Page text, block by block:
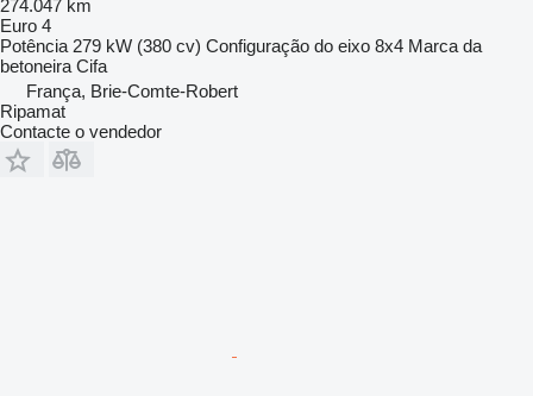
274.047 km
Euro 4
Potência 279 kW (380 cv) Configuração do eixo 8x4 Marca da
betoneira Cifa
França, Brie-Comte-Robert
Ripamat
Contacte o vendedor